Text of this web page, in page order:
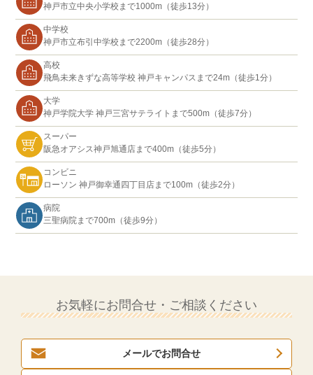
神戸市立中央小学校まで1000m（徒歩13分）
中学校
神戸市立布引中学校まで2200m（徒歩28分）
高校
飛鳥未来きずな高等学校 神戸キャンパスまで24m（徒歩1分）
大学
神戸学院大学 神戸三宮サテライトまで500m（徒歩7分）
スーパー
阪急オアシス神戸旭通店まで400m（徒歩5分）
コンビニ
ローソン 神戸御幸通四丁目店まで100m（徒歩2分）
病院
三聖病院まで700m（徒歩9分）
お気軽にお問合せ・ご相談ください
メールでお問合せ